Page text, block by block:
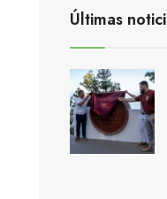
Últimas